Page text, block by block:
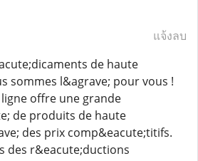
แจ้งลบ
de haute
sommes l&agrave; pour vous !
offre une grande
de produits de haute
des prix comp&eacute;titifs.
des r&eacute;ductions